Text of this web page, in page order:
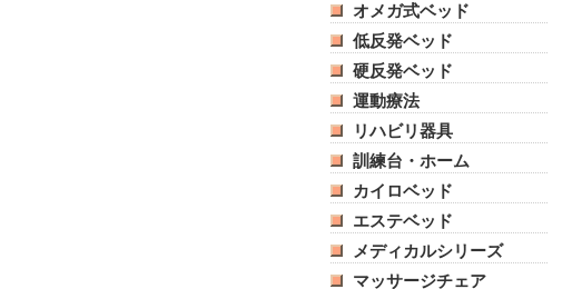
オメガ式ベッド
低反発ベッド
硬反発ベッド
運動療法
リハビリ器具
訓練台・ホーム
カイロベッド
エステベッド
メディカルシリーズ
マッサージチェア